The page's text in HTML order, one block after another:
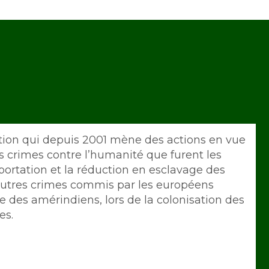
qui depuis 2001 mène des actions en vue
crimes contre l’humanité que furent les
et la réduction en esclavage des
crimes commis par les européens
des amérindiens, lors de la colonisation des